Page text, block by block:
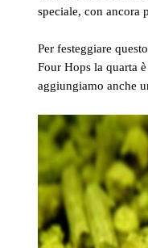
speciale, con ancora
Per festeggiare
Four Hops la quarta
aggiungiamo anche